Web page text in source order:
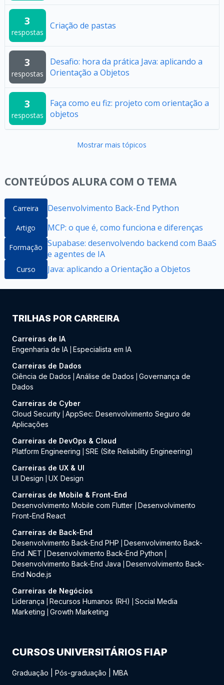
3
respostas
Criação de pastas
3
respostas
Desafio: hora da prática Java: aplicando a
Orientação a Objetos
3
respostas
Faça como eu fiz: projeto com orientação a
objetos
Mostrar mais tópicos
CONTEÚDOS ALURA COM O TEMA
Carreira Desenvolvimento Back-End Python
Artigo MCP: o que é, como funciona e diferenças
Formação Supabase: desenvolvendo backend com BaaS
e agentes de IA
Curso Java: aplicando a Orientação a Objetos
TRILHAS POR CARREIRA
Carreiras de IA
Engenharia de IA Especialista em IA
Carreiras de Dados
Ciência de Dados
Análise de Dados
Governança de
Dados
Carreiras de Cyber
Cloud Security AppSec: Desenvolvimento Seguro de
Aplicações
Carreiras de DevOps & Cloud
Platform Engineering
SRE (Site Reliability Engineering)
Carreiras de UX & UI
UI Design
UX Design
Carreiras de Mobile & Front-End
Desenvolvimento Mobile com Flutter
Desenvolvimento
Front-End React
Carreiras de Back-End
Desenvolvimento Back-End PHP
Desenvolvimento Back-
End .NET
Desenvolvimento Back-End Python
Desenvolvimento Back-End Java
Desenvolvimento Back-
End Node.js
Carreiras de Negócios
Liderança
Recursos Humanos (RH)
Social Media
Marketing
Growth Marketing
CURSOS UNIVERSITÁRIOS FIAP
Graduação Pós-graduação MBA